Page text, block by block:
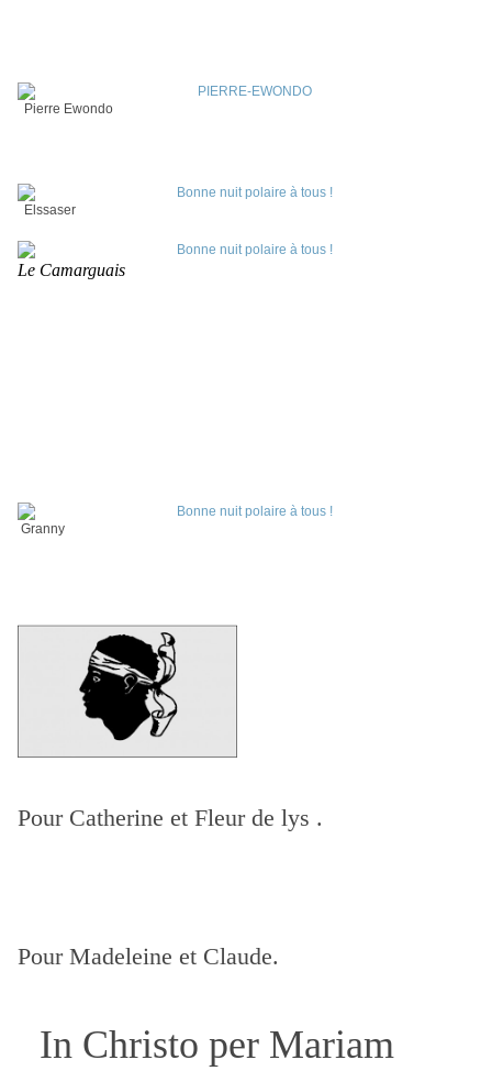
Pierre Ewondo
Elssaser
Le Camarguais
Granny
Pour Catherine et Fleur de lys .
Pour Madeleine et Claude.
In Christo per Mariam